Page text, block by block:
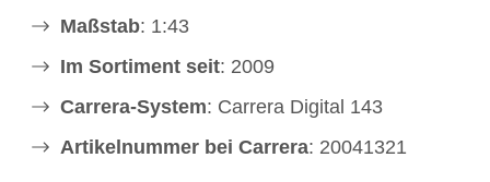
Maßstab: 1:43
Im Sortiment seit: 2009
Carrera-System: Carrera Digital 143
Artikelnummer bei Carrera: 20041321